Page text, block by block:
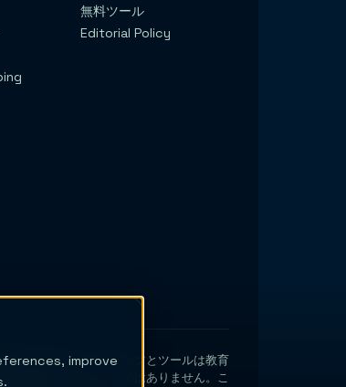
無料ツール
Editorial Policy
ありません。コンテンツとツールは教育
助言を提供するものではありません。こ
improve